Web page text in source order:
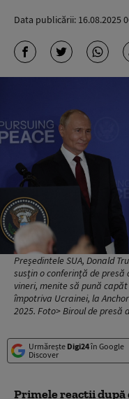
Data publicării: 16.08.2025
Președintele SUA, Donald
susțin o conferință de presă
vineri, menite să pună
împotriva Ucrainei, la
2025. Foto> Biroul de presă
Urmărește Digi24în Google
Discover
Primele reacţii după